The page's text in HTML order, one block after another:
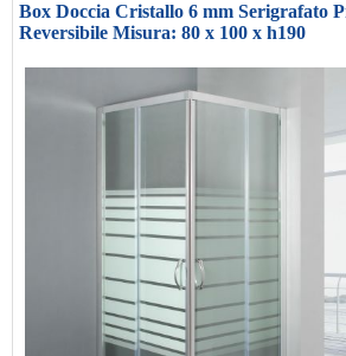
Box Doccia Cristallo 6 mm Serigrafato
Reversibile Misura: 80 x 100 x h190